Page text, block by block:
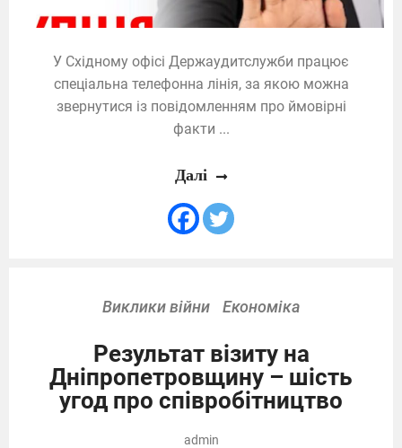
У Східному офісі Держаудитслужби працює
спеціальна телефонна лінія, за якою можна
звернутися із повідомленням про ймовірні
факти ...
Далі
Виклики війни Економіка
Результат візиту на
Дніпропетровщину – шість
угод про співробітництво
admin